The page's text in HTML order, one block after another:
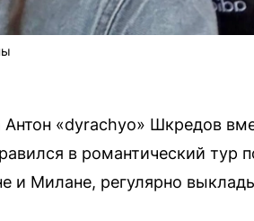
«dyrachyo» Шкредов
в романтический тур
и Милане, регулярно